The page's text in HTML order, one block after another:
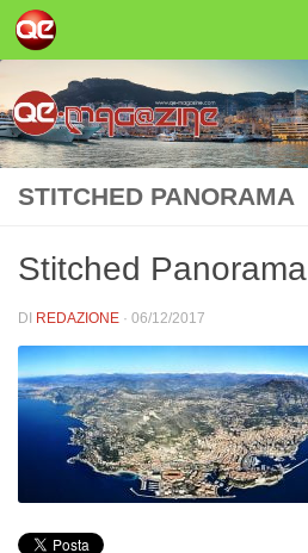
Salta al contenuto
STITCHED PANORAMA
Stitched Panorama
DI REDAZIONE · 06/12/2017